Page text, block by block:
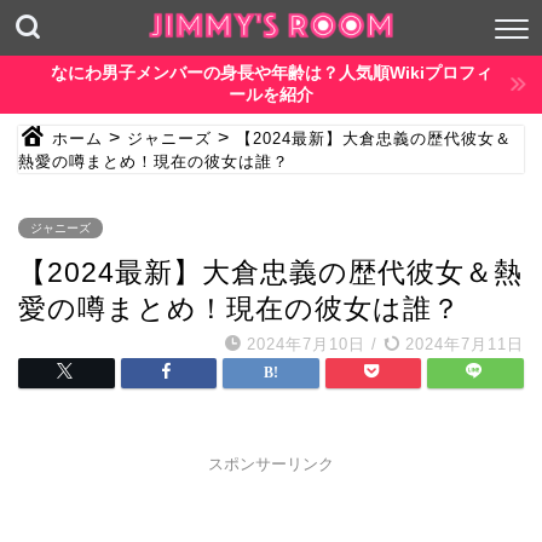
なにわ男子メンバーの身長や年齢は？人気順Wikiプロフィ
ールを紹介
ホーム > ジャニーズ >
【2024最新】大倉忠義の歴代彼女＆
熱愛の噂まとめ！現在の彼女は誰？
ジャニーズ
【2024最新】大倉忠義の歴代彼女＆熱
愛の噂まとめ！現在の彼女は誰？
2024年7月10日 / 2024年7月11日
スポンサーリンク